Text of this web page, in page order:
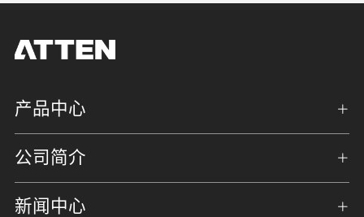
产品中心
公司简介
新闻中心